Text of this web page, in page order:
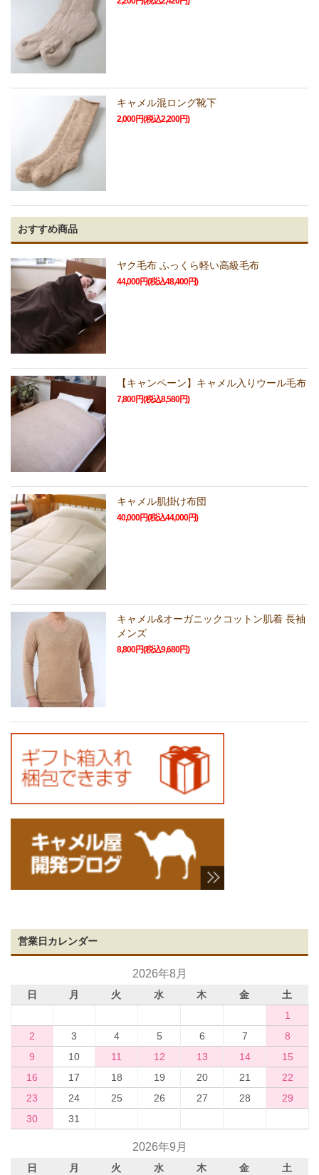
キャメル混ロング靴下
2,000円(税込2,200円)
おすすめ商品
ヤク毛布 ふっくら軽い高級毛布
44,000円(税込48,400円)
【キャンペーン】キャメル入りウール毛布
7,800円(税込8,580円)
キャメル肌掛け布団
40,000円(税込44,000円)
キャメル&オーガニックコットン肌着 長袖
メンズ
8,800円(税込9,680円)
営業日カレンダー
2026年8月
日 月 火 水 木 金
土
1
2
3 4 5 6 7
8
9
10 11 12 13 14
15
16
17 18 19 20 21
22
23
24 25 26 27 28
29
30
31
2026年9月
日 月 火 水 木 金
土